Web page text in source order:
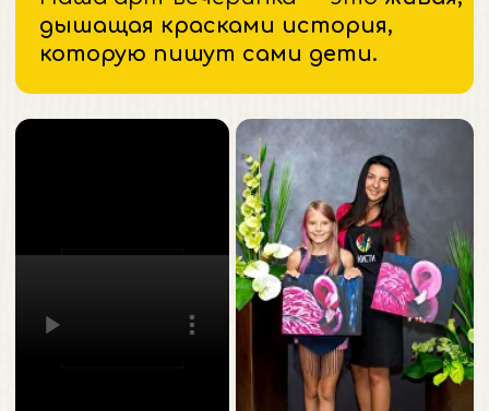
наставничеством нашего художника
каждый ребенок, даже тот, кто
«не умеет рисовать», откроет в себе
талант и создаст картину, которой
будут гордиться. Пусть ваш ребенок
почувствует себя не гостем,
а главным творцом своего
незабываемого дня.